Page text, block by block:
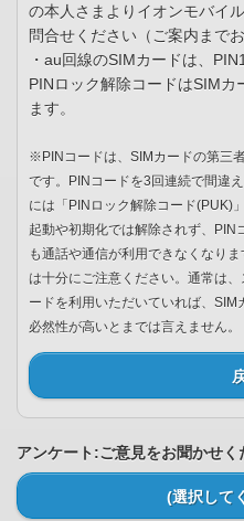
の本人さまよりイオンモバイ
問合せください（ご案内まで
・au回線のSIMカードは、
PINロック解除コードはSIM
ます。
※PINコードは、SIMカードの第三
です。PINコードを3回連続で間違
には「PINロック解除コード(PUK)
起動や初期化では解除されず、
も通話や通信が利用できなくなり
は十分にご注意ください。通常は
ードを利用いただいていれば、SIM
必然性が高いとまでは言えません。
アンケート:ご意見をお聞かせく
(選択して